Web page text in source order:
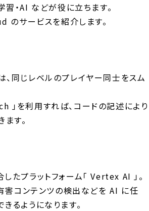
・AI などが役に立ちます。
サービスを紹介します。
同じレベルのプレイヤー同士をスム
を利用すれば、​​コードの記述により
す。
プラットフォーム「 Vertex AI 」。
害コンテンツの検出などを AI に任
るようになります。